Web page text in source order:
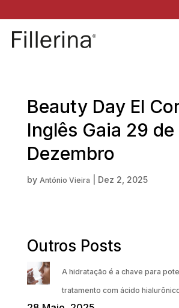
Beauty Day El
Inglês Gaia 29 de
Dezembro
by António Vieira Dez 2, 2025
Outros Posts
A hidratação é a chave para
tratamento com ácido